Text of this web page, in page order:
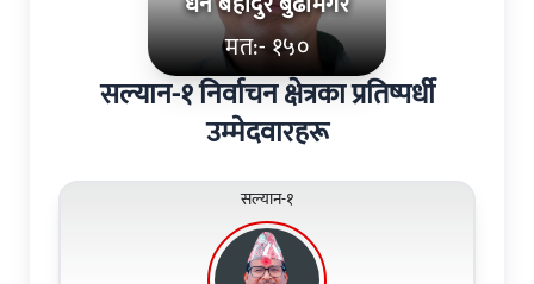
मत:- १५०
सल्यान-१ निर्वाचन क्षेत्रका प्रतिष्पर्धी
उम्मेदवारहरू
सल्यान-१